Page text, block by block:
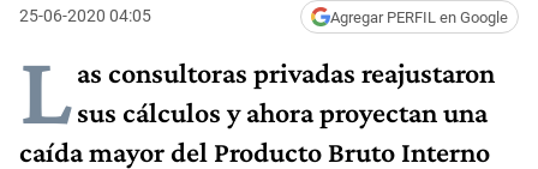
25-06-2020 04:05 Agregar PERFIL en Google
Las consultoras privadas reajustaron
sus cálculos y ahora proyectan una
caída mayor del Producto Bruto Interno